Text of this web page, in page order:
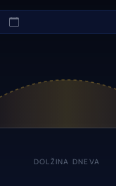
DOLŽINA DNEVA